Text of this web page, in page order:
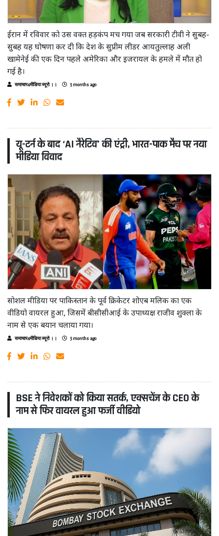
ईरान में रविवार को उस वक्त हड़कंप मच गया जब सरकारी टीवी ने सुबह-
सुबह यह घोषणा कर दी कि देश के सुप्रीम लीडर आयतुल्लाह अली
खामेनेई की एक दिन पहले अमेरिका और इजरायल के हमले में मौत हो
गई है।
समाचार4मीडिया ब्यूरो ।। 5 months ago
यू-टर्न के बाद ‘AI नैरेटिव’ की एंट्री, भारत-पाक मैच पर नया
मीडिया विवाद
सोशल मीडिया पर पाकिस्तान के पूर्व क्रिकेटर शोएब मलिक का एक
वीडियो वायरल हुआ, जिसमें बीसीसीआई के उपाध्यक्ष राजीव शुक्ला के
नाम से एक बयान चलाया गया।
समाचार4मीडिया ब्यूरो ।। 5 months ago
BSE ने निवेशकों को किया सतर्क, एक्सचेंज के CEO के
नाम से फिर वायरल हुआ फर्जी वीडियो